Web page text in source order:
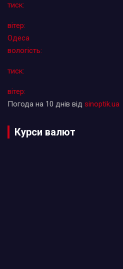
тиск:
вітер:
Одеса
вологість:
тиск:
вітер:
Погода на 10 днів від sinoptik.ua
Курси валют